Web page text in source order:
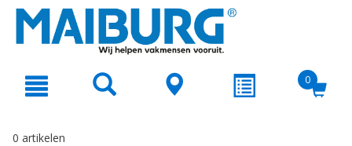
text.skipToNavigation
0
0 artikelen